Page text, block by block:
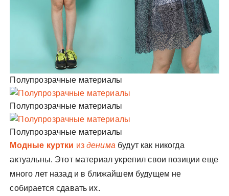
Полупрозрачные материалы
Полупрозрачные материалы
Полупрозрачные материалы
Модные куртки изденима будут как никогда
актуальны. Этот материал укрепил свои позиции еще
много лет назад и в ближайшем будущем не
собирается сдавать их.